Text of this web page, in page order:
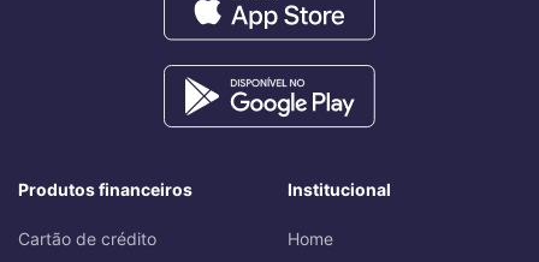
Produtos financeiros
Cartão de crédito
Institucional
Home